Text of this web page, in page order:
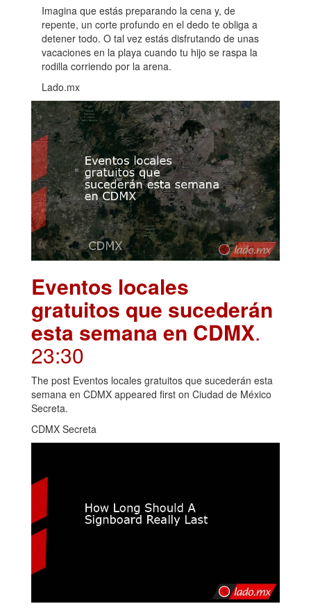
Imagina que estás preparando la cena y, de
repente, un corte profundo en el dedo te obliga a
detener todo. O tal vez estás disfrutando de unas
vacaciones en la playa cuando tu hijo se raspa la
rodilla corriendo por la arena.
Lado.mx
Eventos locales
gratuitos que sucederán
esta semana en CDMX.
23:30
The post Eventos locales gratuitos que sucederán esta
semana en CDMX appeared first on Ciudad de México
Secreta.
CDMX Secreta